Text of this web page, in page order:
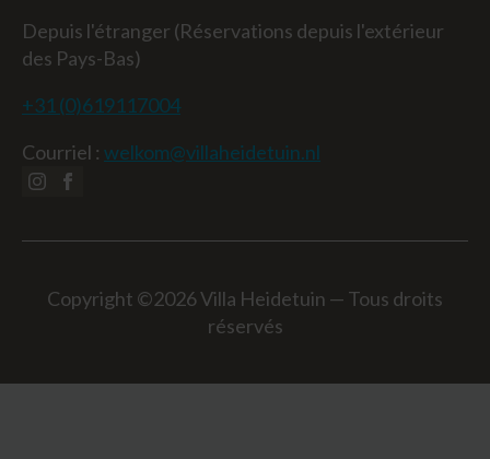
Depuis l'étranger (Réservations depuis l'extérieur
des Pays-Bas)
+31 (0)619117004
Courriel : welkom@villaheidetuin.nl
Copyright ©2026 Villa Heidetuin — Tous droits
réservés